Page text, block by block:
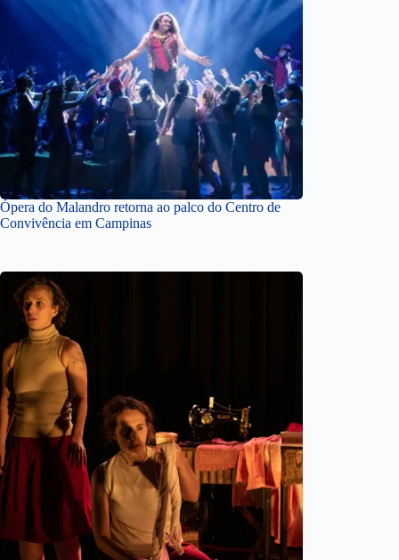
Ópera do Malandro retorna ao palco do Centro de
Convivência em Campinas